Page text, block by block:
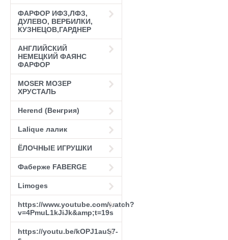
ФАРФОР ИФЗ,ЛФЗ,
ДУЛЕВО, ВЕРБИЛКИ,
КУЗНЕЦОВ,ГАРДНЕР
АНГЛИЙСКИЙ
НЕМЕЦКИЙ ФАЯНС
ФАРФОР
MOSER МОЗЕР
ХРУСТАЛЬ
Herend (Венгрия)
Lalique лалик
ЁЛОЧНЫЕ ИГРУШКИ
Фаберже FABERGE
Limoges
https://www.youtube.com/watch?
v=4PmuL1kJiJk&amp;t=19s
https://youtu.be/kOPJ1auS7-